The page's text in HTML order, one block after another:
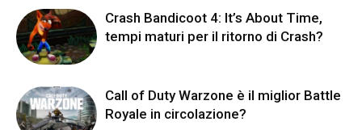
Crash Bandicoot 4: It’s About Time,
tempi maturi per il ritorno di Crash?
Call of Duty Warzone è il miglior Battle
Royale in circolazione?